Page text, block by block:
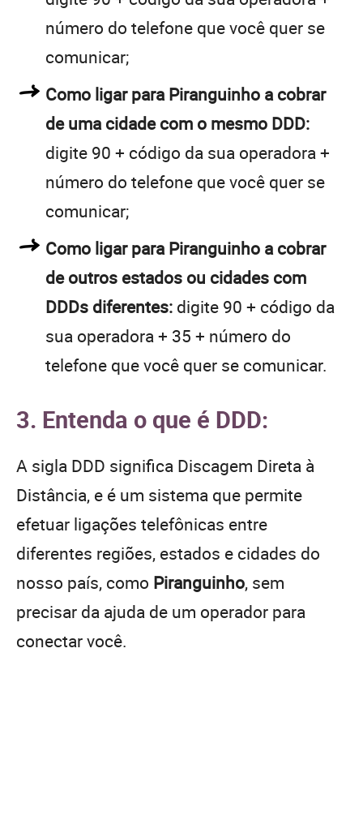
número do telefone que você quer se
comunicar;
Como ligar para Piranguinho a cobrar
de uma cidade com o mesmo DDD:
digite 90 + código da sua operadora +
número do telefone que você quer se
comunicar;
Como ligar para Piranguinho a cobrar
de outros estados ou cidades com
DDDs diferentes: digite 90 + código da
sua operadora + 35 + número do
telefone que você quer se comunicar.
3. Entenda o que é DDD:
A sigla DDD significa Discagem Direta à
Distância, e é um sistema que permite
efetuar ligações telefônicas entre
diferentes regiões, estados e cidades do
nosso país, como Piranguinho, sem
precisar da ajuda de um operador para
conectar você.